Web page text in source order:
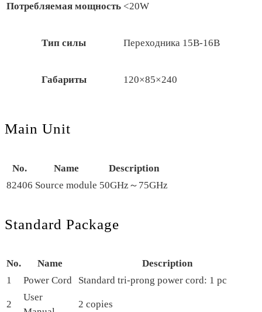
Потребляемая мощность <20W
Тип силы Переходника 15В-16В
Габариты 120×85×240
Main Unit
No. Name
Description
82406 Source module 50GHz～75GHz
Standard Package
No. Name
Description
1
Power Cord Standard tri-prong power cord: 1 pc
2
User
2 copies